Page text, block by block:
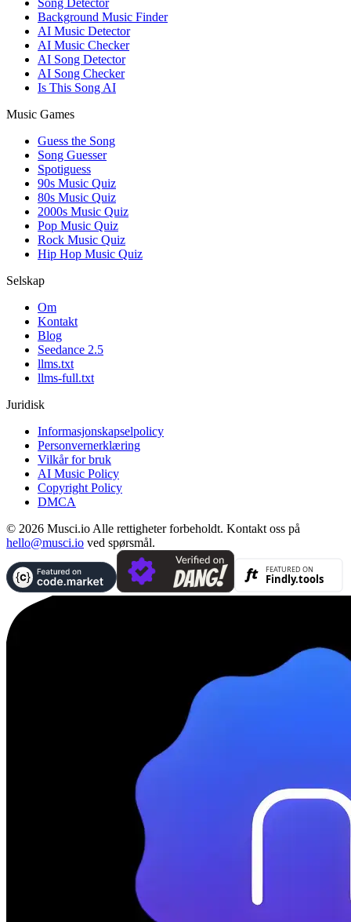
Song Detector
Background Music Finder
AI Music Detector
AI Music Checker
AI Song Detector
AI Song Checker
Is This Song AI
Music Games
Guess the Song
Song Guesser
Spotiguess
90s Music Quiz
80s Music Quiz
2000s Music Quiz
Pop Music Quiz
Rock Music Quiz
Hip Hop Music Quiz
Selskap
Om
Kontakt
Blog
Seedance 2.5
llms.txt
llms-full.txt
Juridisk
Informasjonskapselpolicy
Personvernerklæring
Vilkår for bruk
AI Music Policy
Copyright Policy
DMCA
© 2026 Musci.io Alle rettigheter forbeholdt. Kontakt oss på
hello@musci.io ved spørsmål.